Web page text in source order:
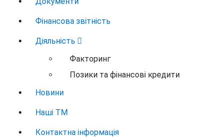
Фінансова звітність
Діяльність
Факторинг
Позики та фінансові кредити
Новини
Наші ТМ
Контактна інформація